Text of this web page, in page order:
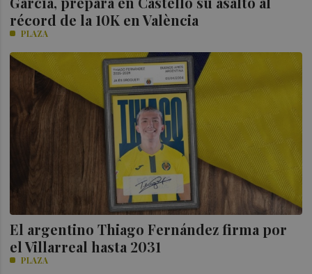
récord de la 10K en València
PLAZA
El argentino Thiago Fernández firma por
el Villarreal hasta 2031
PLAZA